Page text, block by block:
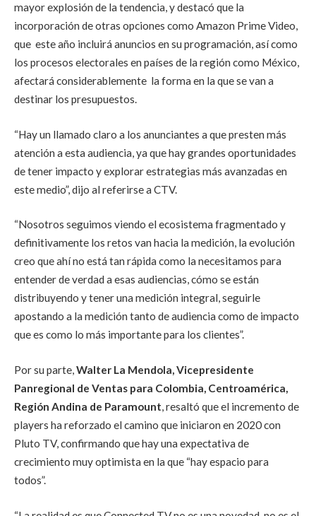
mayor explosión de la tendencia, y destacó que la
incorporación de otras opciones como Amazon Prime Video,
que este año incluirá anuncios en su programación, así como
los procesos electorales en países de la región como México,
afectará considerablemente la forma en la que se van a
destinar los presupuestos.
“Hay un llamado claro a los anunciantes a que presten más
atención a esta audiencia, ya que hay grandes oportunidades
de tener impacto y explorar estrategias más avanzadas en
este medio”, dijo al referirse a CTV.
“Nosotros seguimos viendo el ecosistema fragmentado y
definitivamente los retos van hacia la medición, la evolución
creo que ahí no está tan rápida como la necesitamos para
entender de verdad a esas audiencias, cómo se están
distribuyendo y tener una medición integral, seguirle
apostando a la medición tanto de audiencia como de impacto
que es como lo más importante para los clientes”.
Por su parte,Walter La Mendola, Vicepresidente
Panregional de Ventas para Colombia, Centroamérica,
Región Andina de Paramount, resaltó que el incremento de
players ha reforzado el camino que iniciaron en 2020 con
Pluto TV, confirmando que hay una expectativa de
crecimiento muy optimista en la que “hay espacio para
todos”.